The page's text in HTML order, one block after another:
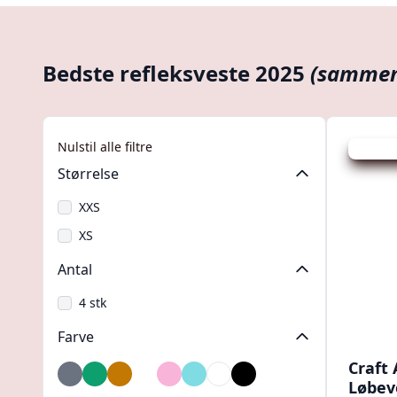
Bedste refleksveste 2025
Nulstil alle filtre
Størrelse
XXS
XS
Antal
4 stk
Farve
GråGrøn
Gul HvidLyserødMintgrøn
Neon
Sort
Craft